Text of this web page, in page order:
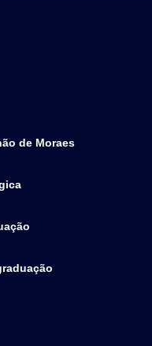
de Moraes